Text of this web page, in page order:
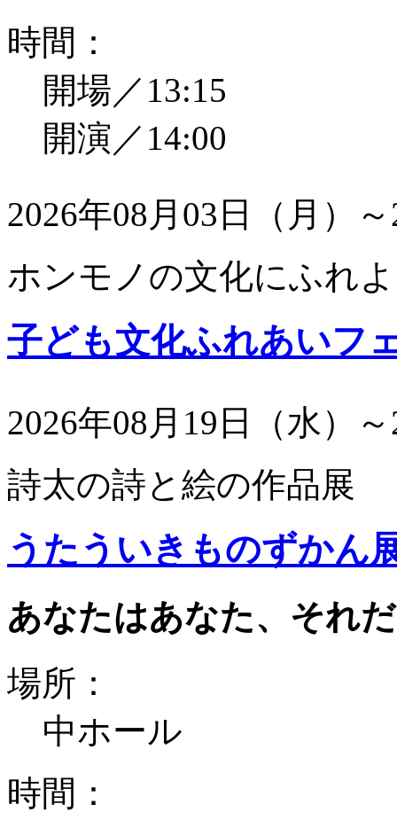
時間：
開場／13:15
開演／14:00
2026年08月03日（月）
ホンモノの文化にふれ
子ども文化ふれあいフ
2026年08月19日（水）
詩太の詩と絵の作品展
うたういきものずかん
あなたはあなた、それ
場所：
中ホール
時間：